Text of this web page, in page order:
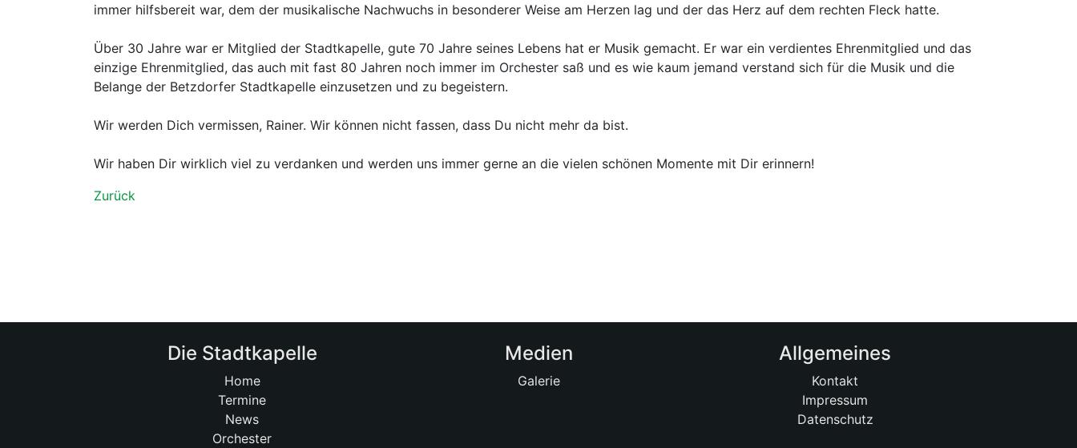
immer hilfsbereit war, dem der musikalische Nachwuchs in besonderer Weise am Herzen lag und der das Herz auf dem rechten Fleck hatte.
Über 30 Jahre war er Mitglied der Stadtkapelle, gute 70 Jahre seines Lebens hat er Musik gemacht. Er war ein verdientes Ehrenmitglied und das
einzige Ehrenmitglied, das auch mit fast 80 Jahren noch immer im Orchester saß und es wie kaum jemand verstand sich für die Musik und die
Belange der Betzdorfer Stadtkapelle einzusetzen und zu begeistern.
Wir werden Dich vermissen, Rainer. Wir können nicht fassen, dass Du nicht mehr da bist.
Wir haben Dir wirklich viel zu verdanken und werden uns immer gerne an die vielen schönen Momente mit Dir erinnern!
Zurück
Die Stadtkapelle
Home
Termine
News
Orchester
Medien
Galerie
Allgemeines
Kontakt
Impressum
Datenschutz